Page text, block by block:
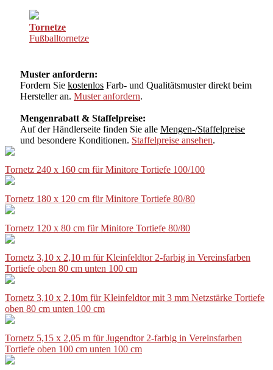
Tornetze
Fußballtornetze
Muster anfordern:
Fordern Sie kostenlos Farb- und Qualitätsmuster direkt beim
Hersteller an. Muster anfordern.
Mengenrabatt & Staffelpreise:
Auf der Händlerseite finden Sie alle Mengen-/Staffelpreise
und besondere Konditionen. Staffelpreise ansehen.
Tornetz 240 x 160 cm für Minitore Tortiefe 100/100
Tornetz 180 x 120 cm für Minitore Tortiefe 80/80
Tornetz 120 x 80 cm für Minitore Tortiefe 80/80
Tornetz 3,10 x 2,10 m für Kleinfeldtor 2-farbig in Vereinsfarben
Tortiefe oben 80 cm unten 100 cm
Tornetz 3,10 x 2,10m für Kleinfeldtor mit 3 mm Netzstärke Tortiefe
oben 80 cm unten 100 cm
Tornetz 5,15 x 2,05 m für Jugendtor 2-farbig in Vereinsfarben
Tortiefe oben 100 cm unten 100 cm